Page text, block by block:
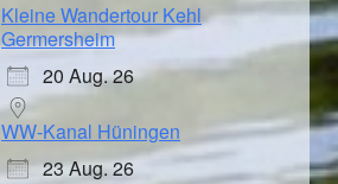
Kleine Wandertour Kehl
Germersheim
20 Aug. 26
WW-Kanal Hüningen
23 Aug. 26